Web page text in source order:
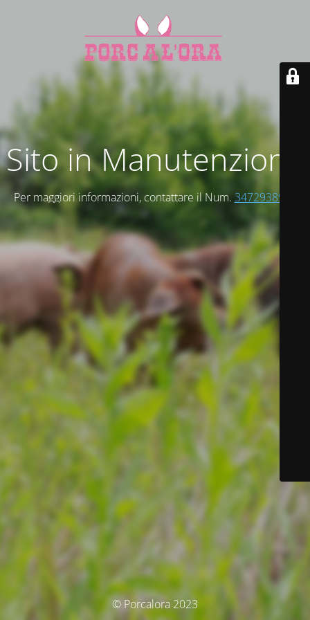
Sito in Manutenzione
Per maggiori informazioni, contattare il Num. 3472938947
© Porcalora 2023